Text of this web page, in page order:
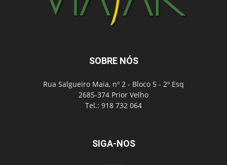
SOBRE NÓS
Rua Salgueiro Maia, nº 2 - Bloco 5 - 2º Esq
2685-374 Prior Velho
Tel.: 918 732 064
SIGA-NOS